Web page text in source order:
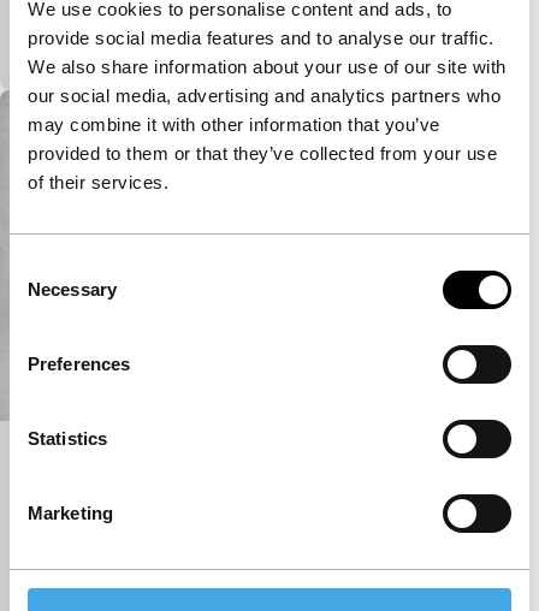
We use cookies to personalise content and ads, to
provide social media features and to analyse our traffic.
We also share information about your use of our site with
our social media, advertising and analytics partners who
may combine it with other information that you’ve
provided to them or that they’ve collected from your use
of their services.
Selection
Necessary
Preferences
Statistics
Marketing
Een abstract dagboek waarin gevonden grafische
beelden en geluid werd gebruikt.
Vijftig woorden worden visueel ‘herhaald’ in diverse
beeldkader is een apart woord of woorddeel.